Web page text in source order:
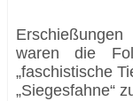
waren die
„faschistische
„Siegesfahne“